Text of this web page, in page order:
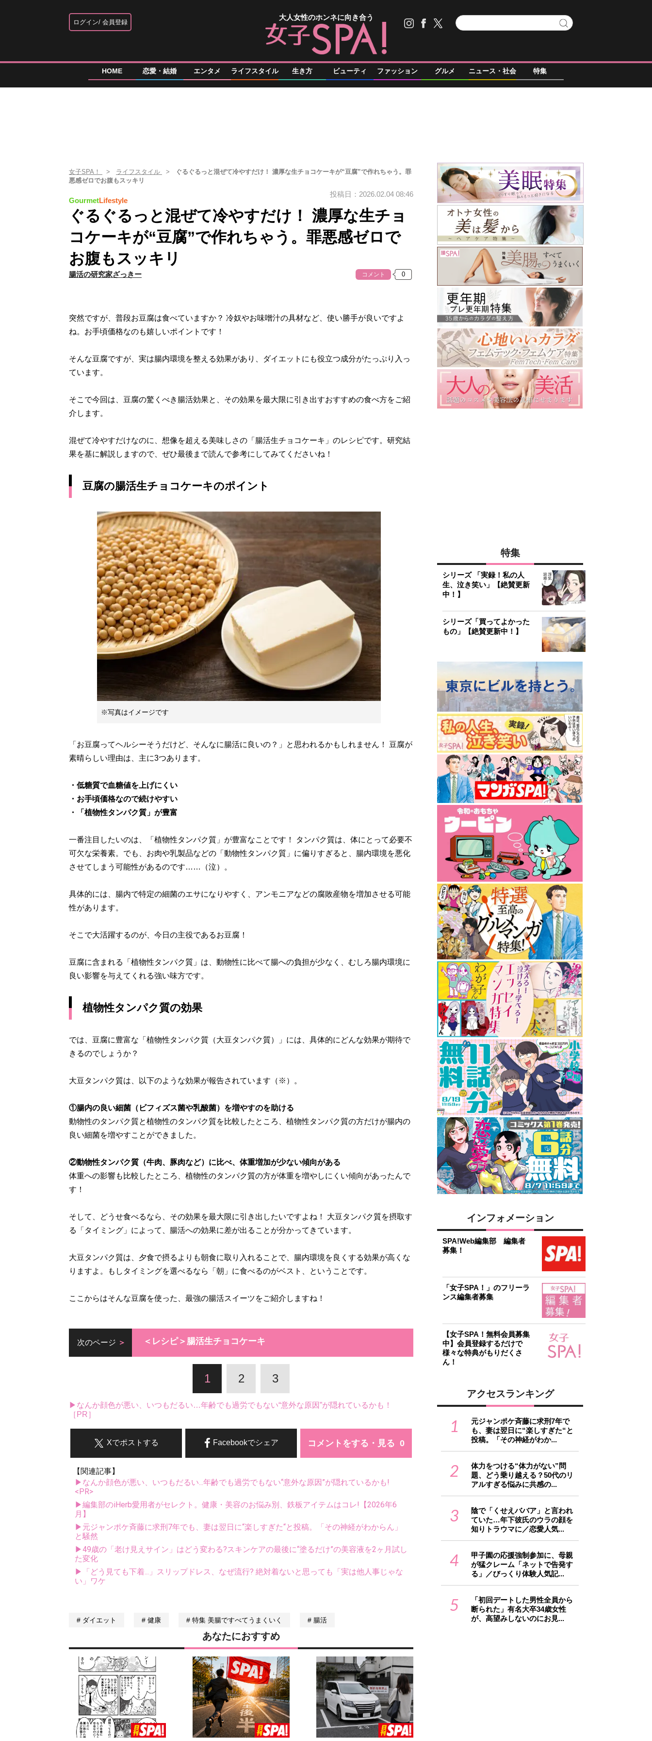
ログイン 会員登録
大人女性のホンネに向き合う
HOME 恋愛・結婚 エンタメ ライフスタイル 生き方 ビューティ ファッション グルメ ニュース・社会 特集
女子SPA！ ライフスタイル
ぐるぐるっと混ぜて冷やすだけ！ 濃厚な生チョコケーキが“豆腐”で作れちゃう。罪
悪感ゼロでお腹もスッキリ
GourmetLifestyle
投稿日：2026.02.04 08:46
ぐるぐるっと混ぜて冷やすだけ！ 濃厚な生チョ
コケーキが“豆腐”で作れちゃう。罪悪感ゼロで
お腹もスッキリ
腸活の研究家ざっきー コメント
突然ですが、普段お豆腐は食べていますか？ 冷奴やお味噌汁の具材など、使い勝手が良いですよ
ね。お手頃価格なのも嬉しいポイントです！
そんな豆腐ですが、実は腸内環境を整える効果があり、ダイエットにも役立つ成分がたっぷり入っ
ています。
そこで今回は、豆腐の驚くべき腸活効果と、その効果を最大限に引き出すおすすめの食べ方をご紹
介します。
混ぜて冷やすだけなのに、想像を超える美味しさの「腸活生チョコケーキ」のレシピです。研究結
果を基に解説しますので、ぜひ最後まで読んで参考にしてみてくださいね！
豆腐の腸活生チョコケーキのポイント
※写真はイメージです
「お豆腐ってヘルシーそうだけど、そんなに腸活に良いの？」と思われるかもしれません！ 豆腐が
素晴らしい理由は、主に3つあります。
・低糖質で血糖値を上げにくい
・お手頃価格なので続けやすい
・「植物性タンパク質」が豊富
一番注目したいのは、「植物性タンパク質」が豊富なことです！ タンパク質は、体にとって必要不
可欠な栄養素。でも、お肉や乳製品などの「動物性タンパク質」に偏りすぎると、腸内環境を悪化
させてしまう可能性があるのです……（泣）。
具体的には、腸内で特定の細菌のエサになりやすく、アンモニアなどの腐敗産物を増加させる可能
性があります。
そこで大活躍するのが、今日の主役であるお豆腐！
豆腐に含まれる「植物性タンパク質」は、動物性に比べて腸への負担が少なく、むしろ腸内環境に
良い影響を与えてくれる強い味方です。
植物性タンパク質の効果
では、豆腐に豊富な「植物性タンパク質（大豆タンパク質）」には、具体的にどんな効果が期待で
きるのでしょうか？
大豆タンパク質は、以下のような効果が報告されています（※）。
①腸内の良い細菌（ビフィズス菌や乳酸菌）を増やすのを助ける
動物性のタンパク質と植物性のタンパク質を比較したところ、植物性タンパク質の方だけが腸内の
良い細菌を増やすことができました。
②動物性タンパク質（牛肉、豚肉など）に比べ、体重増加が少ない傾向がある
体重への影響も比較したところ、植物性のタンパク質の方が体重を増やしにくい傾向があったんで
す！
そして、どうせ食べるなら、その効果を最大限に引き出したいですよね！ 大豆タンパク質を摂取す
る「タイミング」によって、腸活への効果に差が出ることが分かってきています。
大豆タンパク質は、夕食で摂るよりも朝食に取り入れることで、腸内環境を良くする効果が高くな
りますよ。もしタイミングを選べるなら「朝」に食べるのがベスト、ということです。
ここからはそんな豆腐を使った、最強の腸活スイーツをご紹介しますね！
次のページ ＜レシピ＞腸活生チョコケーキ
1 2 3
▶なんか顔色が悪い、いつもだるい…年齢でも過労でもない“意外な原因”が隠れているかも！
［PR］
コメントをする・見る
Facebookでシェア
Xでポストする
【関連記事】
▶なんか顔色が悪い、いつもだるい...年齢でも過労でもない“意外な原因”が隠れているかも!
<PR>
▶編集部のiHerb愛用者がセレクト。健康・美容のお悩み別、鉄板アイテムはコレ!【2026年6
月】
▶元ジャンポケ斉藤に求刑7年でも、妻は翌日に“楽しすぎた“と投稿。「その神経がわからん」
と騒然
▶49歳の「老け見えサイン」はどう変わる?スキンケアの最後に“塗るだけ”の美容液を2ヶ月試し
た変化
▶「どう見ても下着...」スリップドレス、なぜ流行? 絶対着ないと思っても「実は他人事じゃな
い」ワケ
ダイエット 健康 特集 美腸ですべてうまくいく 腸活
あなたにおすすめ
特集
シリーズ 「実録！私の人
生、泣き笑い」【絶賛更新
中！】
シリーズ「買ってよかった
もの」【絶賛更新中！】
インフォメーション
SPA!Web編集部 編集者
募集！
「女子SPA！」のフリーラ
ンス編集者募集
【女子SPA！無料会員募集
中】会員登録するだけで
様々な特典がもりだくさ
ん！
アクセスランキング
1
元ジャンポケ斉藤に求刑7年で
も、妻は翌日に“楽しすぎた“と
投稿。「その神経がわか...
2
体力をつける“体力がない”問
題、どう乗り越える？50代のリ
アルすぎる悩みに共感の...
3
陰で「くせえババア」と言われ
ていた…年下彼氏のウラの顔を
知りトラウマに／恋愛人気...
4
甲子園の応援強制参加に、母親
が猛クレーム「ネットで告発す
る」／びっくり体験人気記...
5
「初回デートした男性全員から
断られた」有名大卒34歳女性
が、高望みしないのにお見...